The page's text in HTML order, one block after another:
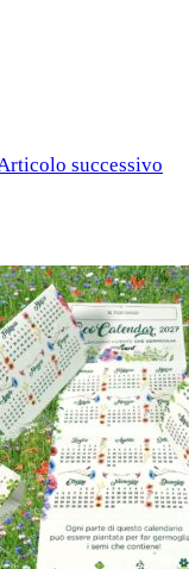
successivo